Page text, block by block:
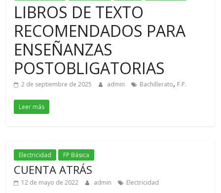
LIBROS DE TEXTO
RECOMENDADOS PARA
ENSEÑANZAS
POSTOBLIGATORIAS
2 de septiembre de 2025 admin Bachillerato, F.P.
Leer más
Electricidad FP Básica
CUENTA ATRÁS
12 de mayo de 2022 admin Electricidad